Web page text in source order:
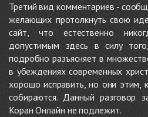
Третий вид комментариев -
желающих протолкнуть свою
сайт, что естественно
допустимым здесь в силу
подробно разъясняет в
в убеждениях современных
хорошо исправить, но они этим,
собираются. Данный разговор
Коран Онлайн не подлежит.